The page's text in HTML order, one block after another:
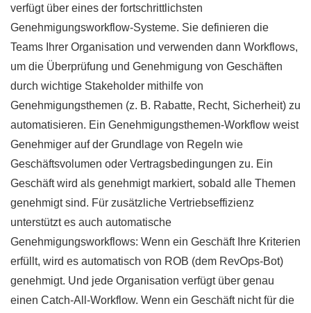
verfügt über eines der fortschrittlichsten
Genehmigungsworkflow-Systeme. Sie definieren die
Teams Ihrer Organisation und verwenden dann Workflows,
um die Überprüfung und Genehmigung von Geschäften
durch wichtige Stakeholder mithilfe von
Genehmigungsthemen (z. B. Rabatte, Recht, Sicherheit) zu
automatisieren. Ein Genehmigungsthemen-Workflow weist
Genehmiger auf der Grundlage von Regeln wie
Geschäftsvolumen oder Vertragsbedingungen zu. Ein
Geschäft wird als genehmigt markiert, sobald alle Themen
genehmigt sind. Für zusätzliche Vertriebseffizienz
unterstützt es auch automatische
Genehmigungsworkflows: Wenn ein Geschäft Ihre Kriterien
erfüllt, wird es automatisch von ROB (dem RevOps-Bot)
genehmigt. Und jede Organisation verfügt über genau
einen Catch-All-Workflow. Wenn ein Geschäft nicht für die